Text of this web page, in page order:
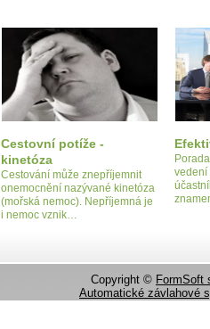
Cestovní potíže -
kinetóza
Cestování může znepříjemnit
onemocnění nazývané kinetóza
(mořská nemoc). Nepříjemná je
i nemoc vznik…
vedení
Copyright © FormSoft
Automatické závlahové